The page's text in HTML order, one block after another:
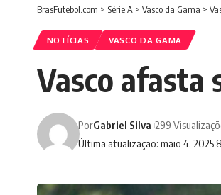
BrasFutebol.com > Série A > Vasco da Gama >
NOTÍCIAS VASCO DA GAMA
Vasco afasta
Última atualização: maio 4, 2025
PorGabriel Silva 299